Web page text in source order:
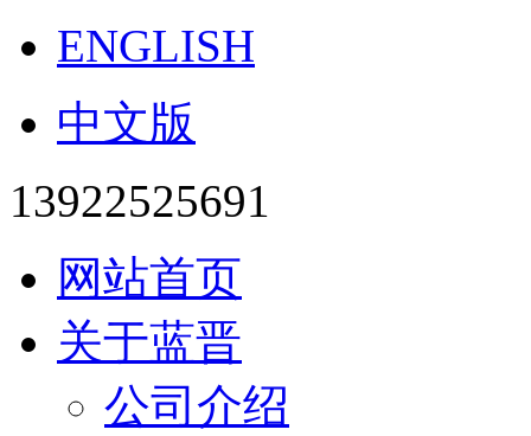
ENGLISH
中文版
13922525691
网站首页
关于蓝晋
公司介绍